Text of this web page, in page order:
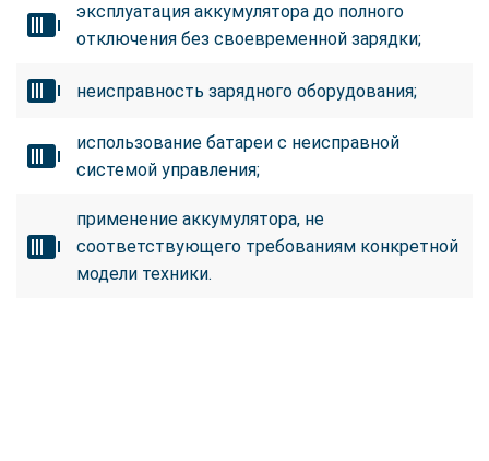
эксплуатация аккумулятора до полного
отключения без своевременной зарядки;
неисправность зарядного оборудования;
использование батареи с неисправной
системой управления;
применение аккумулятора, не
соответствующего требованиям конкретной
модели техники.